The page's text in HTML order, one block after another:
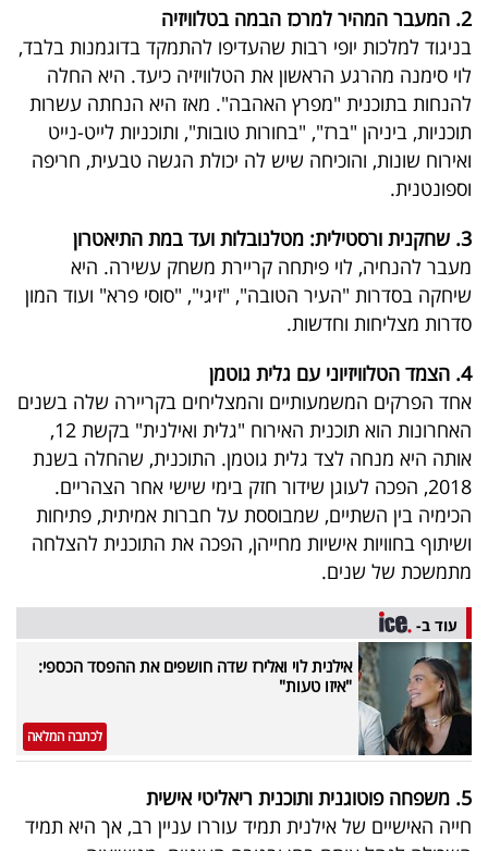
פעולה
דרושים
ניוזלטרים
מייל
אדום
פרסמו
באייס
עקבו
אחרינו:
2. המעבר המהיר למרכז הבמה בטלוויזיה
בניגוד למלכות יופי רבות שהעדיפו להתמקד בדוגמנות בלבד,
לוי סימנה מהרגע הראשון את הטלוויזיה כיעד. היא החלה
להנחות בתוכנית "מפרץ האהבה". מאז היא הנחתה עשרות
תוכניות, ביניהן "ברז", "בחורות טובות", ותוכניות לייט-נייט
ואירוח שונות, והוכיחה שיש לה יכולת הגשה טבעית, חריפה
וספונטנית.
3. שחקנית ורסטילית: מטלנובלות ועד במת התיאטרון
מעבר להנחיה, לוי פיתחה קריירת משחק עשירה. היא
שיחקה בסדרות "העיר הטובה", "זיגי", "סוסי פרא" ועוד המון
סדרות מצליחות וחדשות.
4. הצמד הטלוויזיוני עם גלית גוטמן
אחד הפרקים המשמעותיים והמצליחים בקריירה שלה בשנים
האחרונות הוא תוכנית האירוח "גלית ואילנית" בקשת 12,
אותה היא מנחה לצד גלית גוטמן. התוכנית, שהחלה בשנת
2018, הפכה לעוגן שידור חזק בימי שישי אחר הצהריים.
הכימיה בין השתיים, שמבוססת על חברות אמיתית, פתיחות
ושיתוף בחוויות אישיות מחייהן, הפכה את התוכנית להצלחה
מתמשכת של שנים.
עוד ב-
אילנית לוי ואלירז שדה חושפים את ההפסד הכספי:
"איזו טעות"
לכתבה המלאה
5. משפחה פוטוגנית ותוכנית ריאליטי אישית
חייה האישיים של אילנית תמיד עוררו עניין רב, אך היא תמיד